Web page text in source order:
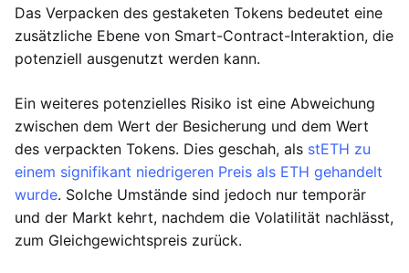
Das Verpacken des gestaketen Tokens bedeutet eine
zusätzliche Ebene von Smart-Contract-Interaktion, die
potenziell ausgenutzt werden kann.
Ein weiteres potenzielles Risiko ist eine Abweichung
zwischen dem Wert der Besicherung und dem Wert
des verpackten Tokens. Dies geschah, als stETH zu
einem signifikant niedrigeren Preis als ETH gehandelt
wurde. Solche Umstände sind jedoch nur temporär
und der Markt kehrt, nachdem die Volatilität nachlässt,
zum Gleichgewichtspreis zurück.